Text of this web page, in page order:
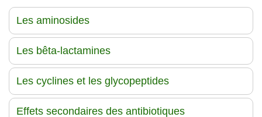
Les aminosides
Les bêta-lactamines
Les cyclines et les glycopeptides
Effets secondaires des antibiotiques